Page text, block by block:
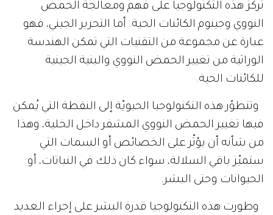
تركز هذه التكنولوجيا على فهم ومعالجة الحمض
النووي وجينوم الكائنات الحية. أما التحرير الجيني، فهو
عبارة عن مجموعة من التقنيات التي تمكن الهندسة
الوراثية من تغيير الحمض النووي والبنية الجينية
للكائنات الحية.
وتتطوّر هذه التكنولوجيا الحيويّة إلى النقطة التي يُمكن
فيها تغيير الحمض النووي المشفر داخل الخلية، وهذا
من شأنه أن يؤثّر على الخصائص أو السمات التي
ستميّز باقي السلالة، سواء كان ذلك في النباتات، أو
الحيوانات وحتى البشر.
وطورت هذه التكنولوجيا قدرة البشر على إجراء العديد